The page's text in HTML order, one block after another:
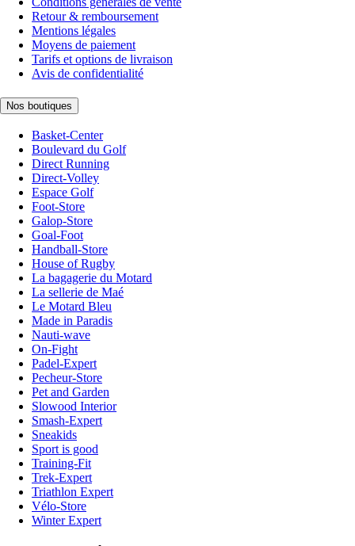
Retour & remboursement
Mentions légales
Moyens de paiement
Tarifs et options de livraison
Avis de confidentialité
Nos boutiques
Basket-Center
Boulevard du Golf
Direct Running
Direct-Volley
Espace Golf
Foot-Store
Galop-Store
Goal-Foot
Handball-Store
House of Rugby
La bagagerie du Motard
La sellerie de Maé
Le Motard Bleu
Made in Paradis
Nauti-wave
On-Fight
Padel-Expert
Pecheur-Store
Pet and Garden
Slowood Interior
Smash-Expert
Sneakids
Sport is good
Training-Fit
Trek-Expert
Triathlon Expert
Vélo-Store
Winter Expert